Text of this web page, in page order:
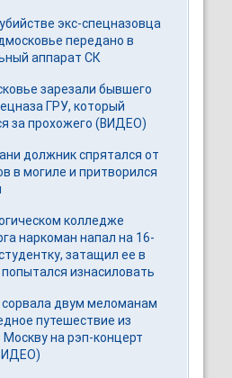
экс-спецназовца
передано в
аппарат СК
зарезали бывшего
ГРУ, который
за прохожего (ВИДЕО)
должник спрятался от
в могиле и притворился
колледже
наркоман напал на 16-
затащил ее в
попытался изнасиловать
сорвала двум меломанам
путешествие из
Москву на рэп-концерт